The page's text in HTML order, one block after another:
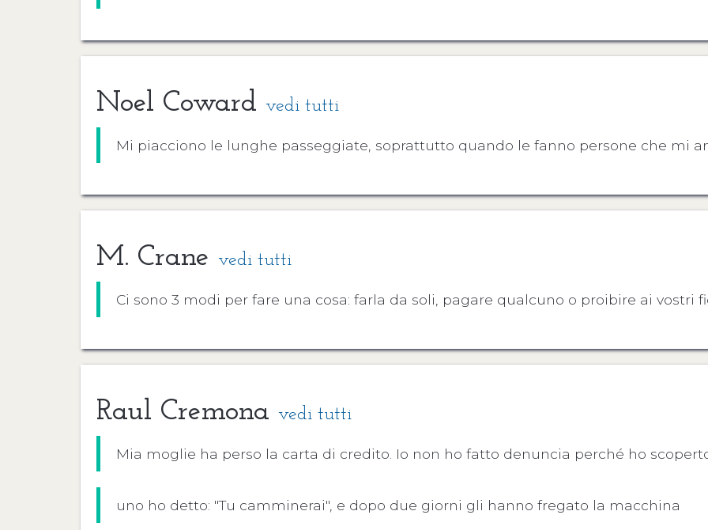
Noel Coward vedi tutti
Mi piacciono le lunghe passeggiate, soprattutto quando le fanno persone che mi
M. Crane vedi tutti
Ci sono 3 modi per fare una cosa: farla da soli, pagare qualcuno o proibire ai vostri
Raul Cremona vedi tutti
Mia moglie ha perso la carta di credito. Io non ho fatto denuncia perché ho
uno ho detto: "Tu camminerai", e dopo due giorni gli hanno fregato la macchina